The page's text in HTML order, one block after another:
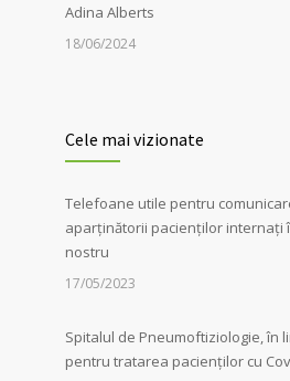
Adina Alberts
18/06/2024
Iluminarea în roșu a unor clădiri
emblematice din Sibiu a marcat,
simbolic, solidaritatea autorităților
lupta împotriva tuberculozei, de
06/04/2026
Cele mai vizionate
Telefoane utile pentru
aparținătorii pacienților internați
nostru
17/05/2023
Spitalul de Pneumoftiziologie, în
pentru tratarea pacienților cu